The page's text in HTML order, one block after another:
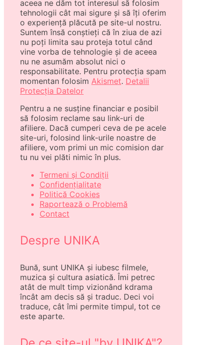
aceea ne dăm tot interesul să folosim
tehnologii cât mai sigure și să îți oferim
o experiență plăcută pe site-ul nostru.
Suntem însă conștieți că în ziua de azi
nu poți limita sau proteja totul când
vine vorba de tehnologie și de aceea
nu ne asumăm absolut nici o
responsabilitate. Pentru protecția spam
momentan folosim Akismet. Detalii
Protecția Datelor
Pentru a ne susține financiar e posibil
să folosim reclame sau link-uri de
afiliere. Dacă cumperi ceva de pe acele
site-uri, folosind link-urile noastre de
afiliere, vom primi un mic comision dar
tu nu vei plăti nimic în plus.
Termeni și Condiții
Confidențialitate
Politică Cookies
Raportează o Problemă
Contact
Despre UNIKA
Bună, sunt UNIKA și iubesc filmele,
muzica și cultura asiatică. Îmi petrec
atât de mult timp vizionând kdrama
încât am decis să și traduc. Deci voi
traduce, cât îmi permite timpul, tot ce
este aparte.